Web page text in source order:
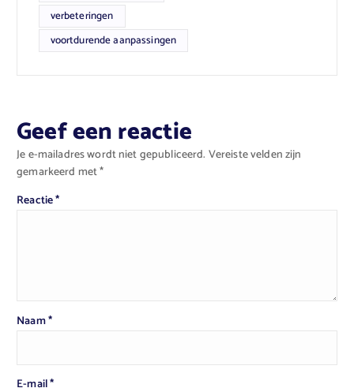
verbeteringen
voortdurende aanpassingen
Geef een reactie
Je e-mailadres wordt niet gepubliceerd. Vereiste velden zijn
gemarkeerd met*
Reactie*
Naam*
E-mail*